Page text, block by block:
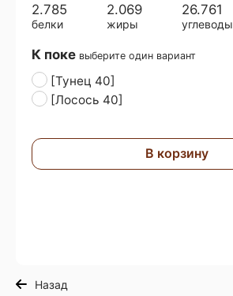
2.785
белки
2.069
жиры
26.761
углеводы
К поке выберите один вариант
[Тунец 40]
[Лосось 40]
В корзину
Назад